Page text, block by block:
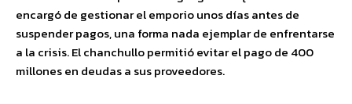
encargó de gestionar el emporio unos días antes de
suspender pagos, una forma nada ejemplar de enfrentarse
a la crisis. El chanchullo permitió evitar el pago de 400
millones en deudas a sus proveedores.